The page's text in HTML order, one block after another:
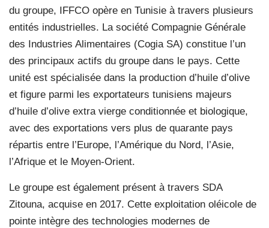
du groupe, IFFCO opère en Tunisie à travers plusieurs
entités industrielles. La société Compagnie Générale
des Industries Alimentaires (Cogia SA) constitue l’un
des principaux actifs du groupe dans le pays. Cette
unité est spécialisée dans la production d’huile d’olive
et figure parmi les exportateurs tunisiens majeurs
d’huile d’olive extra vierge conditionnée et biologique,
avec des exportations vers plus de quarante pays
répartis entre l’Europe, l’Amérique du Nord, l’Asie,
l’Afrique et le Moyen-Orient.
Le groupe est également présent à travers SDA
Zitouna, acquise en 2017. Cette exploitation oléicole de
pointe intègre des technologies modernes de